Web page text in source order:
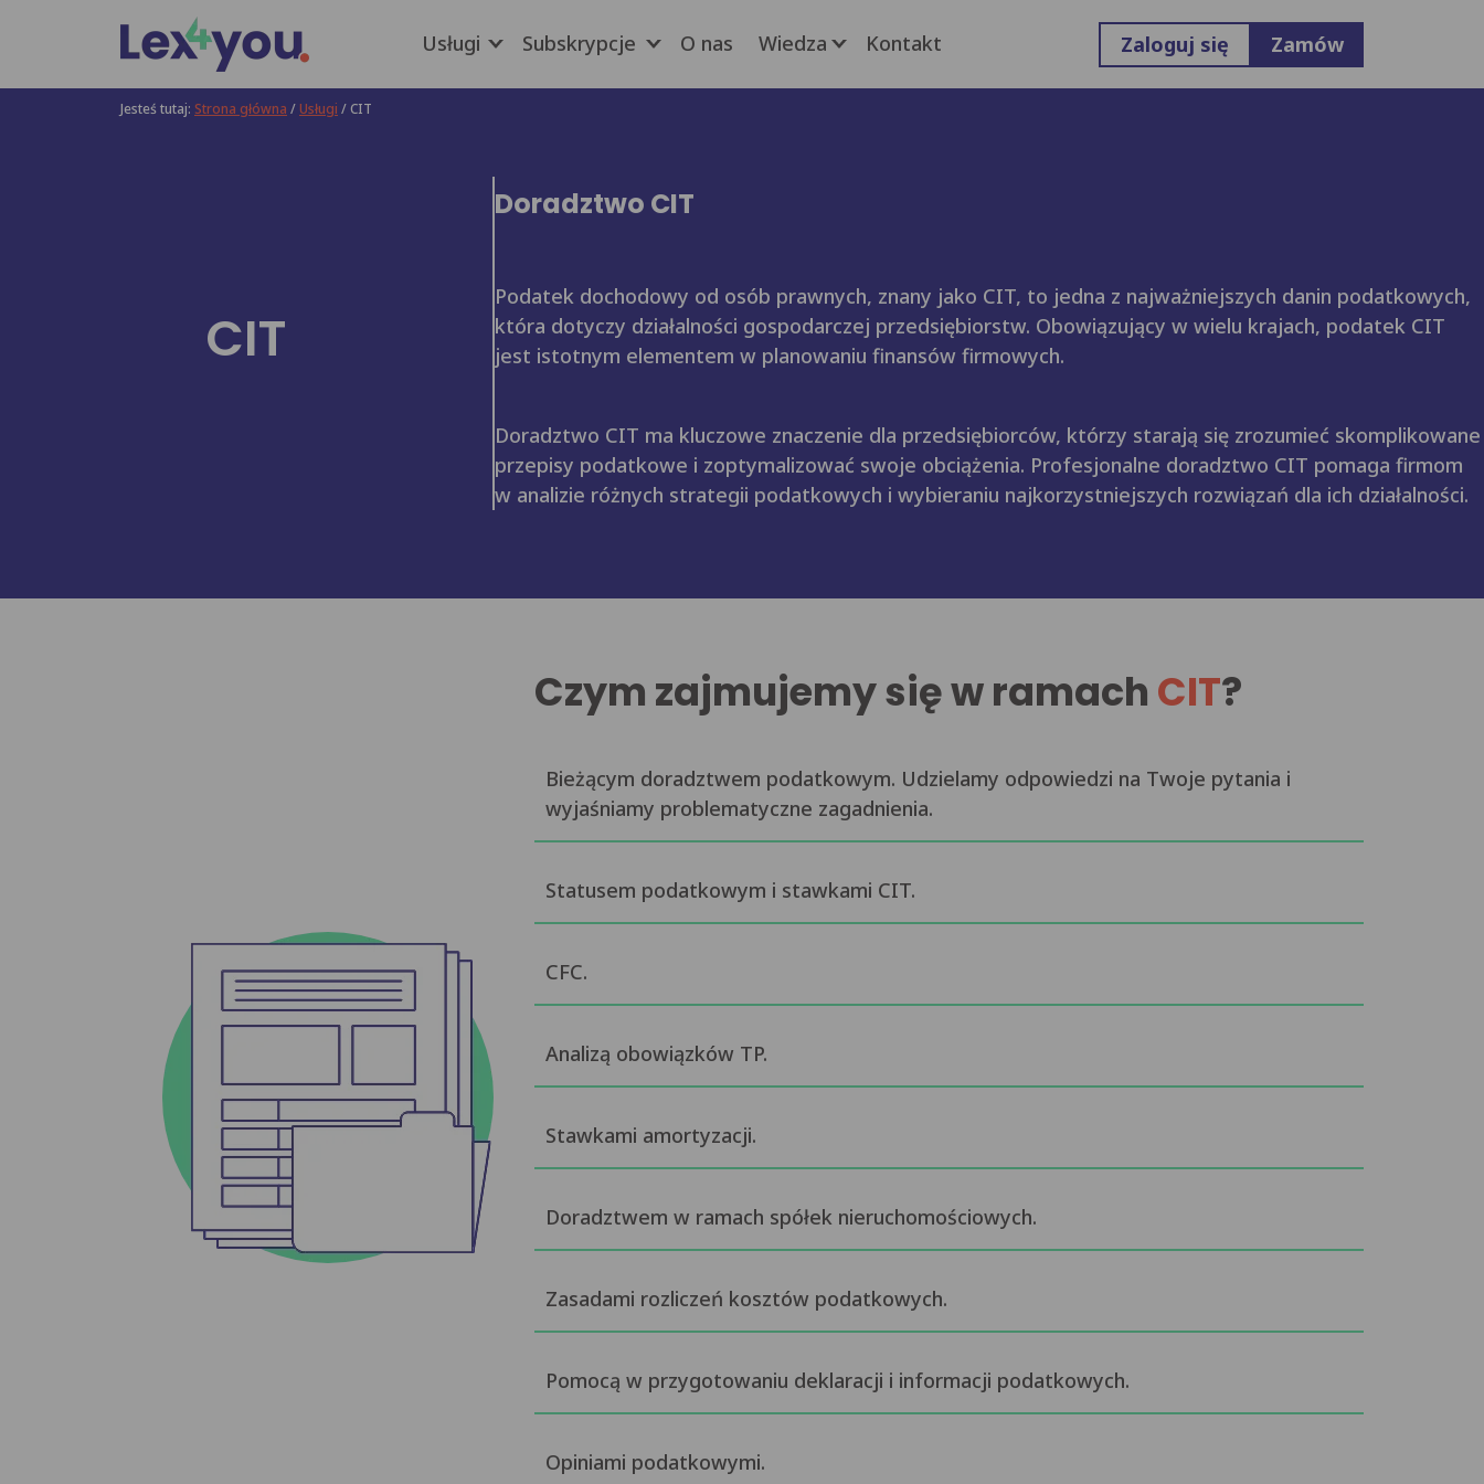
treści
Usługi
Subskrypcje
O nas
Wiedza
Kontakt Zaloguj się Zamów
Jesteś tutaj: Strona główna /Usługi /CIT
CIT
Doradztwo CIT
Podatek dochodowy od osób prawnych, znany jako CIT, to jedna z najważniejszych danin podatkowych,
która dotyczy działalności gospodarczej przedsiębiorstw. Obowiązujący w wielu krajach, podatek CIT
jest istotnym elementem w planowaniu finansów firmowych.
Doradztwo CIT ma kluczowe znaczenie dla przedsiębiorców, którzy starają się zrozumieć skomplikowane
przepisy podatkowe i zoptymalizować swoje obciążenia. Profesjonalne doradztwo CIT pomaga firmom
w analizie różnych strategii podatkowych i wybieraniu najkorzystniejszych rozwiązań dla ich działalności.
Czym zajmujemy się w ramach CIT?
Bieżącym doradztwem podatkowym. Udzielamy odpowiedzi na Twoje pytania i
wyjaśniamy problematyczne zagadnienia.
Statusem podatkowym i stawkami CIT.
CFC.
Analizą obowiązków TP.
Stawkami amortyzacji.
Doradztwem w ramach spółek nieruchomościowych.
Zasadami rozliczeń kosztów podatkowych.
Pomocą w przygotowaniu deklaracji i informacji podatkowych.
Opiniami podatkowymi.